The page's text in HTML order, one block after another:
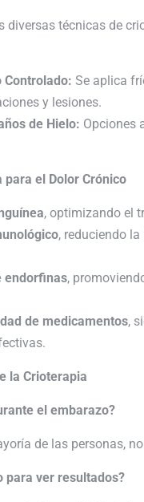
diversas técnicas de
Controlado: Se aplica
y lesiones.
de Hielo: Opciones
el Dolor Crónico
, optimizando el
, reduciendo
endorfinas,
de medicamentos,
la Crioterapia
el embarazo?
de las personas,
para ver resultados?